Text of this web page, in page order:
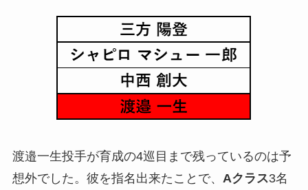
渡邉一生投手が育成の4巡目まで残っているのは予
想外でした。彼を指名出来たことで、 Aクラス3名